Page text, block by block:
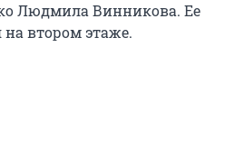
Людмила Винникова. Ее
на втором этаже.